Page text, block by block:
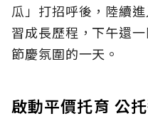
瓜」打招呼後，陸續
習成長歷程，下午還
節慶氛圍的一天。
啟動平價托育 公